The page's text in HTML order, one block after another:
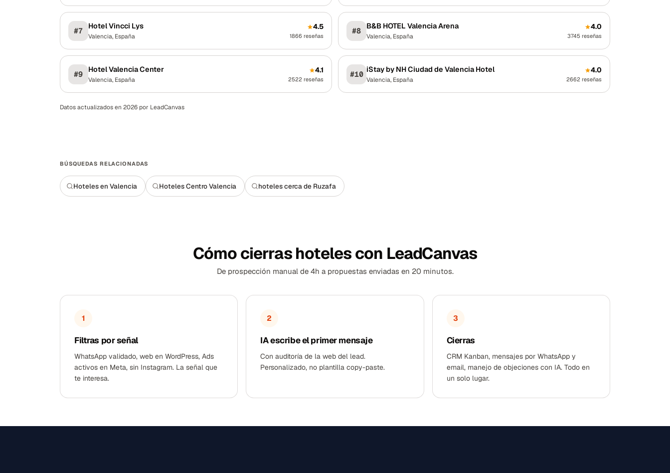
#7 Hotel Vincci Lys
Valencia, España
4.5
1866 reseñas
#8 B&B HOTEL Valencia Arena
Valencia, España
4.0
3745 reseñas
#9 Hotel Valencia Center
Valencia, España
4.1
2522 reseñas
#10 iStay by NH Ciudad de Valencia Hotel
Valencia, España
4.0
2662 reseñas
Datos actualizados en 2026 por LeadCanvas
BÚSQUEDAS RELACIONADAS
Hoteles en Valencia Hoteles Centro Valencia hoteles cerca de Ruzafa
Cómo cierras hoteles con LeadCanvas
De prospección manual de 4h a propuestas enviadas en 20 minutos.
1
Filtras por señal
WhatsApp validado, web en WordPress, Ads
activos en Meta, sin Instagram. La señal que
te interesa.
2
IA escribe el primer mensaje
Con auditoría de la web del lead.
Personalizado, no plantilla copy-paste.
3
Cierras
CRM Kanban, mensajes por WhatsApp y
email, manejo de objeciones con IA. Todo en
un solo lugar.